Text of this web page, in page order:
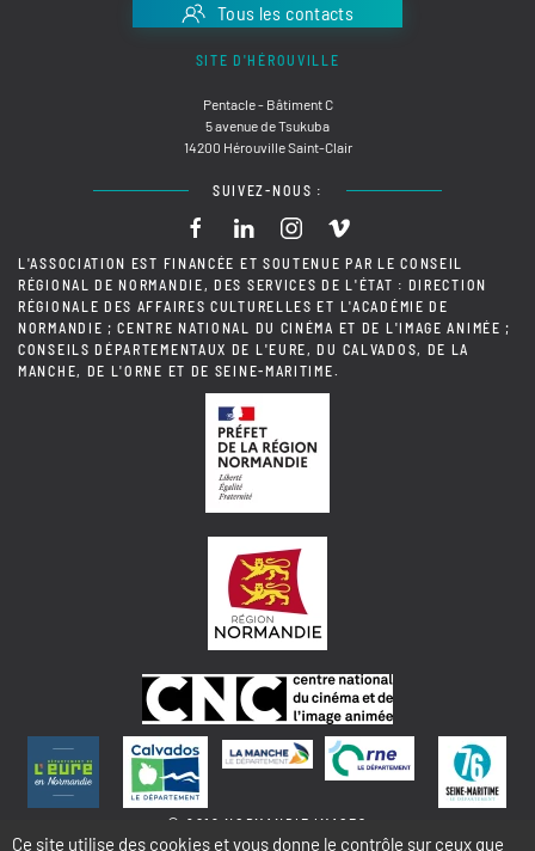
Tous les contacts
SITE D'HÉROUVILLE
Pentacle - Bâtiment C
5 avenue de Tsukuba
14200 Hérouville Saint-Clair
SUIVEZ-NOUS :
L'ASSOCIATION EST FINANCÉE ET SOUTENUE PAR LE CONSEIL
RÉGIONAL DE NORMANDIE, DES SERVICES DE L'ÉTAT : DIRECTION
RÉGIONALE DES AFFAIRES CULTURELLES ET L'ACADÉMIE DE
NORMANDIE ; CENTRE NATIONAL DU CINÉMA ET DE L'IMAGE ANIMÉE ;
CONSEILS DÉPARTEMENTAUX DE L'EURE, DU CALVADOS, DE LA
MANCHE, DE L'ORNE ET DE SEINE-MARITIME.
© 2018 NORMANDIE IMAGES
Ce site utilise des cookies et vous donne le contrôle sur ceux que